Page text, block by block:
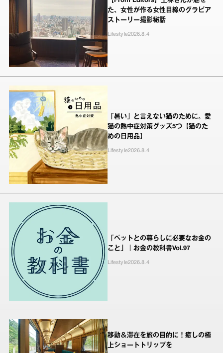
た、女性が作る女性目線のグラビア
ストーリー撮影秘話
Lifestyle2026.8.4
「暑い」と言えない猫のために。愛
猫の熱中症対策グッズ5つ【猫のた
めの日用品】
Lifestyle2026.8.4
「ペットとの暮らしに必要なお金の
こと」｜お金の教科書Vol.97
Lifestyle2026.8.4
移動＆滞在を旅の目的に！癒しの極
上ショートトリップを